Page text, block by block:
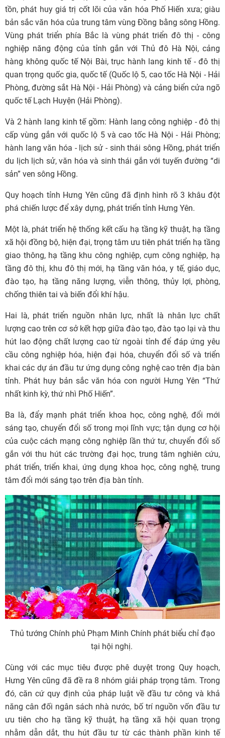
tồn, phát huy giá trị cốt lõi của văn hóa Phố Hiến xưa; giàu
bản sắc văn hóa của trung tâm vùng Đồng bằng sông Hồng.
Vùng phát triển phía Bắc là vùng phát triển đô thị - công
nghiệp năng động của tỉnh gắn với Thủ đô Hà Nội, cảng
hàng không quốc tế Nội Bài, trục hành lang kinh tế - đô thị
quan trọng quốc gia, quốc tế (Quốc lộ 5, cao tốc Hà Nội - Hải
Phòng, đường sắt Hà Nội - Hải Phòng) và cảng biển cửa ngõ
quốc tế Lạch Huyện (Hải Phòng).
Và 2 hành lang kinh tế gồm: Hành lang công nghiệp - đô thị
cấp vùng gắn với quốc lộ 5 và cao tốc Hà Nội - Hải Phòng;
hành lang văn hóa - lịch sử - sinh thái sông Hồng, phát triển
du lịch lịch sử, văn hóa và sinh thái gắn với tuyến đường “di
sản” ven sông Hồng.
Quy hoạch tỉnh Hưng Yên cũng đã định hình rõ 3 khâu đột
phá chiến lược để xây dựng, phát triển tỉnh Hưng Yên.
Một là, phát triển hệ thống kết cấu hạ tầng kỹ thuật, hạ tầng
xã hội đồng bộ, hiện đại, trọng tâm ưu tiên phát triển hạ tầng
giao thông, hạ tầng khu công nghiệp, cụm công nghiệp, hạ
tầng đô thị, khu đô thị mới, hạ tầng văn hóa,y tế, giáo dục,
đào tạo, hạ tầng năng lượng, viễn thông, thủy lợi, phòng,
chống thiên tai và biến đổi khí hậu.
Hai là, phát triển nguồn nhân lực, nhất là nhân lực chất
lượng cao trên cơ sở kết hợp giữa đào tạo, đào tạo lại và thu
hút lao động chất lượng cao từ ngoài tỉnh để đáp ứng yêu
cầu công nghiệp hóa, hiện đại hóa, chuyển đổi sốvà triển
khai các dự án đầu tư ứng dụng công nghệ cao trên địa bàn
tỉnh. Phát huy bản sắc văn hóa con người Hưng Yên “Thứ
nhất kinh kỳ, thứ nhì Phố Hiến”.
Ba là, đẩy mạnh phát triển khoa học, công nghệ, đổi mới
sáng tạo, chuyển đổi số trong mọi lĩnh vực; tận dụng cơ hội
của cuộc cách mạng công nghiệp lần thứ tư, chuyển đổi số
gắn với thu hút các trường đại học, trung tâm nghiên cứu,
phát triển, triển khai, ứng dụng khoa học, công nghệ, trung
tâm đổi mới sáng tạo trên địa bàn tỉnh.
Thủ tướng Chính phủ Phạm Minh Chính phát biểu chỉ đạo
tại hội nghị.
Cùng với các mục tiêu được phê duyệt trong Quy hoạch,
Hưng Yên cũng đã đề ra 8 nhóm giải pháp trọng tâm. Trong
đó, căn cứ quy định của pháp luật về đầu tư công và khả
năng cân đối ngân sách nhà nước, bố trí nguồn vốn đầu tư
ưu tiên cho hạ tầng kỹ thuật, hạ tầng xã hội quan trọng
nhằm dẫn dắt, thu hút đầu tư từ các thành phần kinh tế